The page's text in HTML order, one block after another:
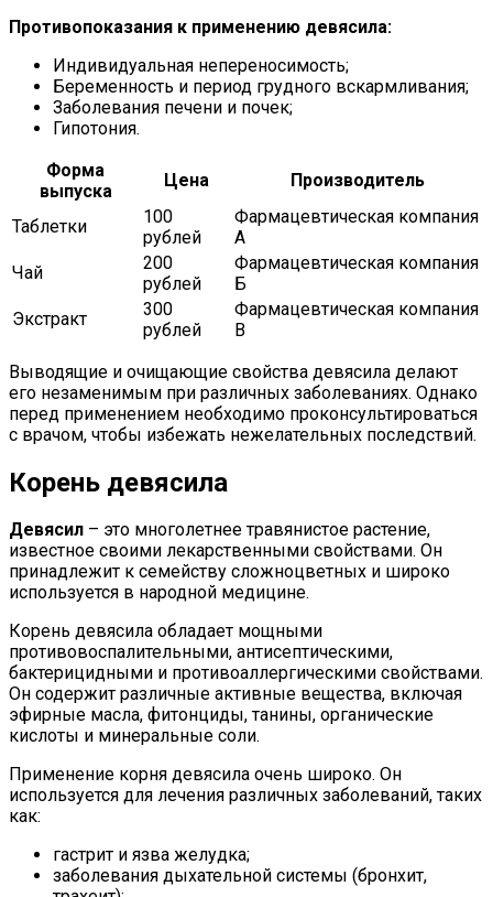
Противопоказания к применению девясила:
Индивидуальная непереносимость;
Беременность и период грудного вскармливания;
Заболевания печени и почек;
Гипотония.
Форма
выпуска
Цена Производитель
Таблетки
100
рублей
Фармацевтическая компания
А
Чай
200
рублей
Фармацевтическая компания
Б
Экстракт
300
рублей
Фармацевтическая компания
В
Выводящие и очищающие свойства девясила делают
его незаменимым при различных заболеваниях. Однако
перед применением необходимо проконсультироваться
с врачом, чтобы избежать нежелательных последствий.
Корень девясила
Девясил – это многолетнее травянистое растение,
известное своими лекарственными свойствами. Он
принадлежит к семейству сложноцветных и широко
используется в народной медицине.
Корень девясила обладает мощными
противовоспалительными, антисептическими,
бактерицидными и противоаллергическими свойствами.
Он содержит различные активные вещества, включая
эфирные масла, фитонциды, танины, органические
кислоты и минеральные соли.
Применение корня девясила очень широко. Он
используется для лечения различных заболеваний, таких
как:
гастрит и язва желудка;
заболевания дыхательной системы (бронхит,